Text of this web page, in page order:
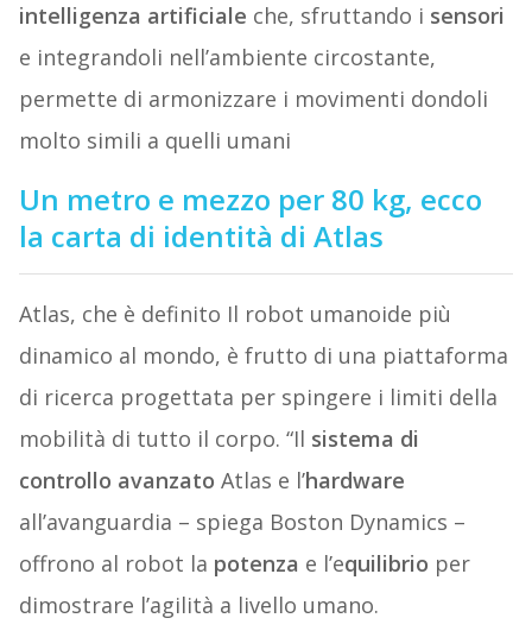
intelligenza artificiale che, sfruttando i sensori
e integrandoli nell’ambiente circostante,
permette di armonizzare i movimenti dondoli
molto simili a quelli umani
Un metro e mezzo per 80 kg, ecco
la carta di identità di Atlas
Atlas, che è definito Il robot umanoide più
dinamico al mondo, è frutto di una piattaforma
di ricerca progettata per spingere i limiti della
mobilità di tutto il corpo. “Il sistema di
controllo avanzato Atlas e l’hardware
all’avanguardia – spiega Boston Dynamics –
offrono al robot la potenza e l’equilibrio per
dimostrare l’agilità a livello umano.